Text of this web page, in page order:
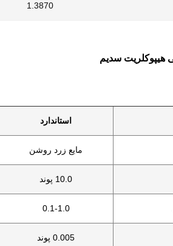
1.3870
استاندارد
مایع زرد روشن
10.0 پوند
0.1-1.0
0.005 پوند